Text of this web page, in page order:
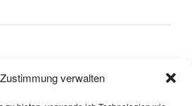
verwalten
das